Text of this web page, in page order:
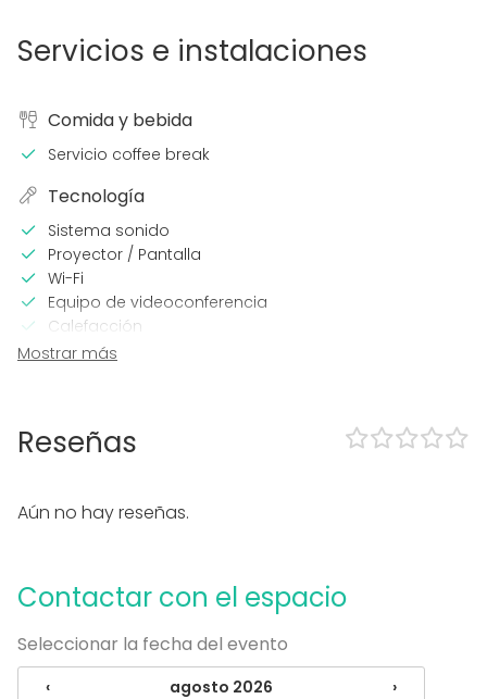
Servicios e instalaciones
Comida y bebida
Servicio coffee break
Tecnología
Sistema sonido
Proyector / Pantalla
Wi-Fi
Equipo de videoconferencia
Calefacción
Aire acondicionado
En el espacio
Uso exclusivo
Pizarra blanca / Flipchart
Tipo de eventos
Mostrar más
Reseñas
Aún no hay reseñas.
Contactar con el espacio
Seleccionar la fecha del evento
‹ agosto 2026 ›